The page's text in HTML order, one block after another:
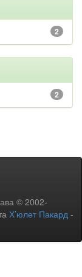
2
2
© 2002-
Х’юлет Пакард -